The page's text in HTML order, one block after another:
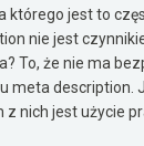
którego jest to
nie jest
To, że nie ma
meta description.
z nich jest użycie